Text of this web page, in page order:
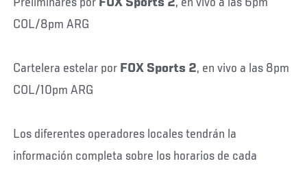
COL/8pm ARG
Cartelera estelar por FOX Sports 2, en vivo a las 8pm
COL/10pm ARG
Los diferentes operadores locales tendrán la
información completa sobre los horarios de cada